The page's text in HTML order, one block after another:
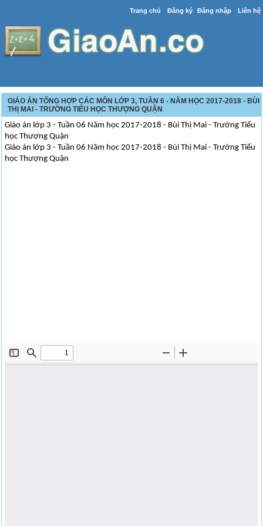
Trang chủ Đăng ký Đăng nhập Liên hệ
GIÁO ÁN TỔNG HỢP CÁC MÔN LỚP 3, TUẦN 6 - NĂM HỌC 2017-2018 - BÙI
THỊ MAI - TRƯỜNG TIỂU HỌC THƯỢNG QUẬN
Giáo án lớp 3 - Tuần 06 Năm học 2017-2018 - Bùi Thị Mai - Trường Tiểu
học Thượng Quận
Giáo án lớp 3 - Tuần 06 Năm học 2017-2018 - Bùi Thị Mai - Trường Tiểu
học Thượng Quận